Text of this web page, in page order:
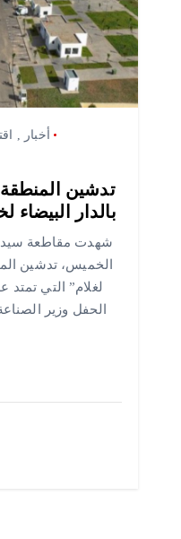
أخبار ,
تدشين المنطقة
بالدار البيضاء لخلق 4000
شهدت مقاطعة
الخميس، تدشين
الحفل وزير